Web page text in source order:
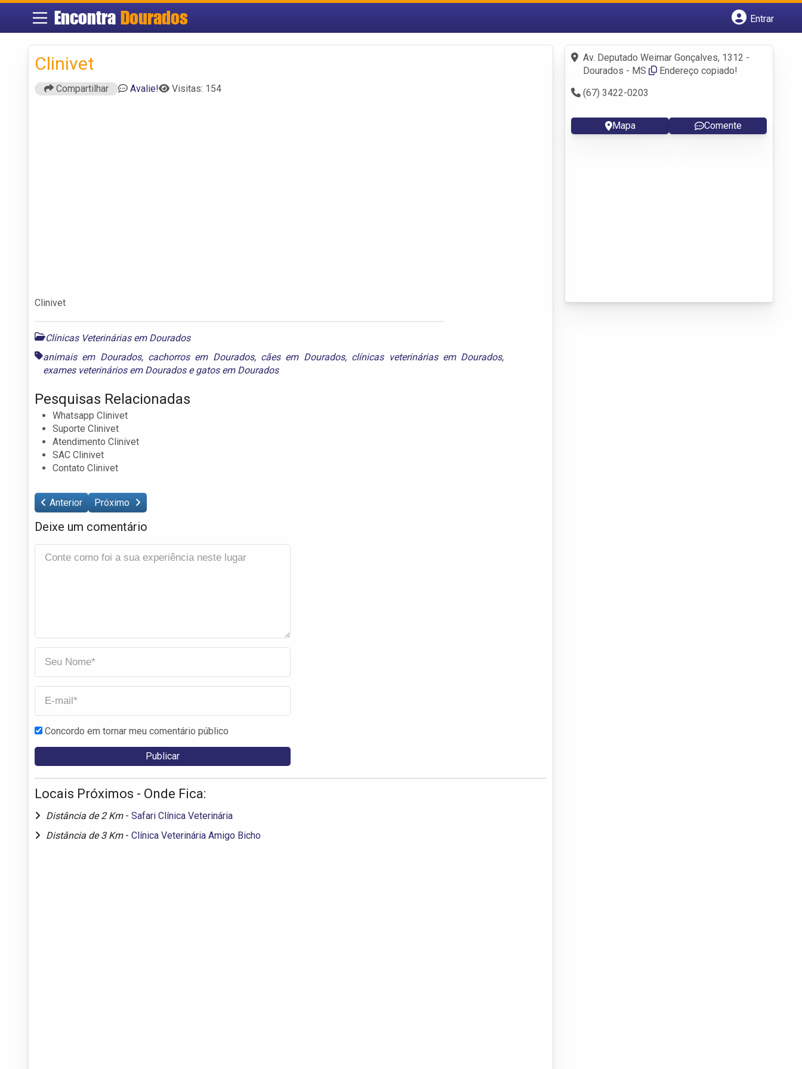
Encontra Dourados
Entrar
Fazer login
Criar conta
Clinivet
Compartilhar Avalie! Visitas: 154
Clinivet
Clínicas Veterinárias em Dourados
animais em Dourados, cachorros em Dourados, cães em Dourados, clínicas veterinárias em Dourados,
exames veterinários em Douradosegatos em Dourados
Pesquisas Relacionadas
Whatsapp Clinivet
Suporte Clinivet
Atendimento Clinivet
SAC Clinivet
Contato Clinivet
Anterior Próximo
Deixe um comentário
Concordo em tornar meu comentário público
Locais Próximos - Onde Fica:
Distância de 2 Km - Safari Clínica Veterinária
Distância de 3 Km - Clínica Veterinária Amigo Bicho
Av. Deputado Weimar Gonçalves, 1312 -
Dourados - MS
Endereço copiado!
(67) 3422-0203
Mapa Comente